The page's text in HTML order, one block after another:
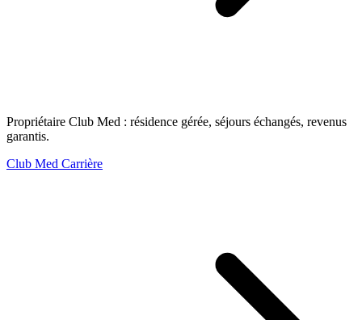
Propriétaire Club Med : résidence gérée, séjours échangés, revenus
garantis.
Club Med Carrière